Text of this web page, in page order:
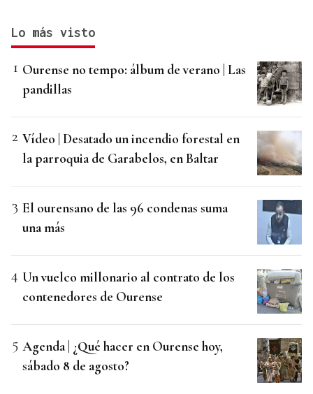
Lo más visto
Ourense no tempo: álbum de verano | Las
pandillas
Vídeo | Desatado un incendio forestal en
la parroquia de Garabelos, en Baltar
El ourensano de las 96 condenas suma
una más
Un vuelco millonario al contrato de los
contenedores de Ourense
Agenda | ¿Qué hacer en Ourense hoy,
sábado 8 de agosto?